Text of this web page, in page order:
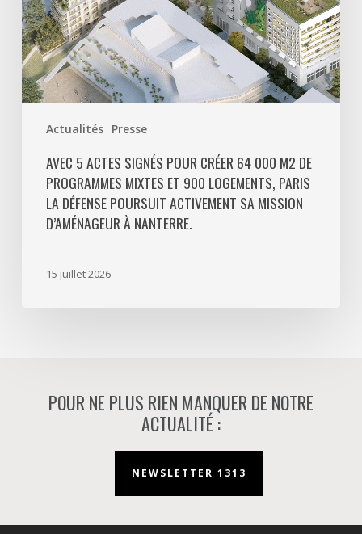
Actualités Presse
programmes
mixtes
et
900
logements,
Défense
poursuit
activement
AVEC 5 ACTES SIGNÉS POUR CRÉER 64 000 M2 DE
PROGRAMMES MIXTES ET 900 LOGEMENTS, PARIS
LA DÉFENSE POURSUIT ACTIVEMENT SA MISSION
D’AMÉNAGEUR À NANTERRE.
15 juillet 2026
POUR NE PLUS RIEN MANQUER DE NOTRE
ACTUALITÉ :
NEWSLETTER 1313